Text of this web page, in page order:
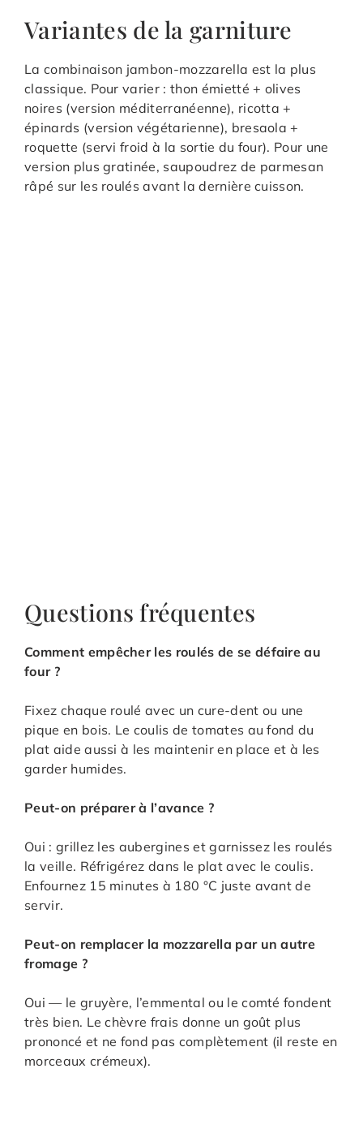
Variantes de la garniture
La combinaison jambon-mozzarella est la plus
classique. Pour varier : thon émietté + olives
noires (version méditerranéenne), ricotta +
épinards (version végétarienne), bresaola +
roquette (servi froid à la sortie du four). Pour une
version plus gratinée, saupoudrez de parmesan
râpé sur les roulés avant la dernière cuisson.
Questions fréquentes
Comment empêcher les roulés de se défaire au
four ?
Fixez chaque roulé avec un cure-dent ou une
pique en bois. Le coulis de tomates au fond du
plat aide aussi à les maintenir en place et à les
garder humides.
Peut-on préparer à l’avance ?
Oui : grillez les aubergines et garnissez les roulés
la veille. Réfrigérez dans le plat avec le coulis.
Enfournez 15 minutes à 180 °C juste avant de
servir.
Peut-on remplacer la mozzarella par un autre
fromage ?
Oui — le gruyère, l’emmental ou le comté fondent
très bien. Le chèvre frais donne un goût plus
prononcé et ne fond pas complètement (il reste en
morceaux crémeux).